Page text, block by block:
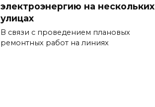
электроэнергию на нескольких
улицах
В связи с проведением плановых
ремонтных работ на линиях